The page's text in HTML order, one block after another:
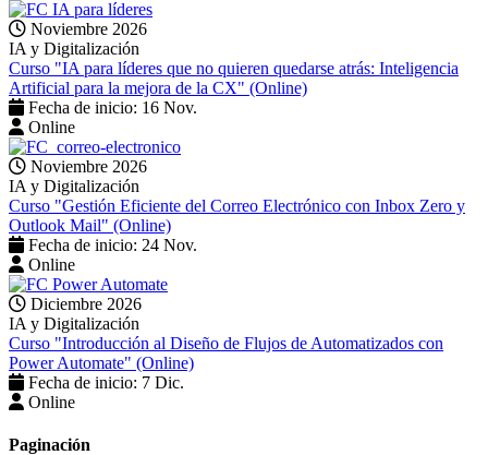
Noviembre 2026
IA y Digitalización
Curso "IA para líderes que no quieren quedarse atrás: Inteligencia
Artificial para la mejora de la CX" (Online)
Fecha de inicio: 16 Nov.
Online
Noviembre 2026
IA y Digitalización
Curso "Gestión Eficiente del Correo Electrónico con Inbox Zero y
Outlook Mail" (Online)
Fecha de inicio: 24 Nov.
Online
Diciembre 2026
IA y Digitalización
Curso "Introducción al Diseño de Flujos de Automatizados con
Power Automate" (Online)
Fecha de inicio: 7 Dic.
Online
Paginación